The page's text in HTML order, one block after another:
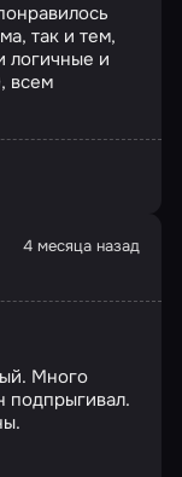
так и тем,
логичные и
всем
4 месяца назад
Много
подпрыгивал.